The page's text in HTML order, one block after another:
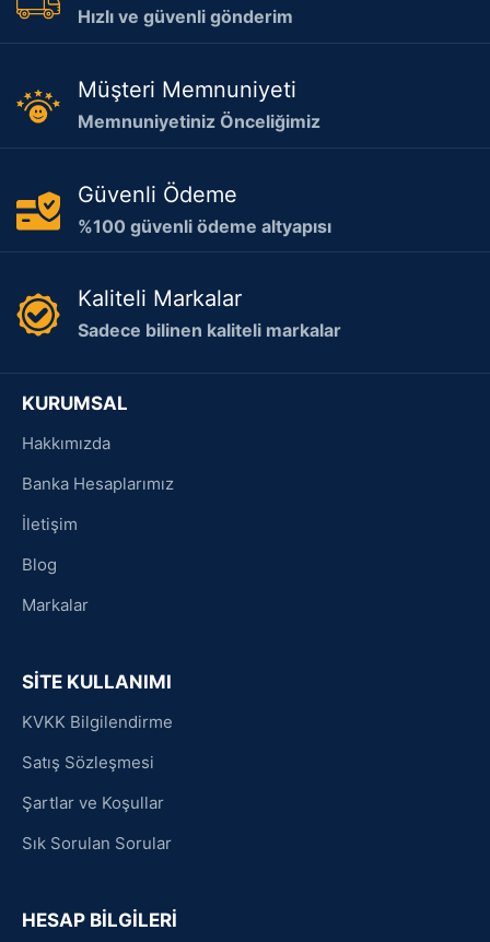
Hızlı ve güvenli gönderim
Müşteri Memnuniyeti
Memnuniyetiniz Önceliğimiz
Güvenli Ödeme
%100 güvenli ödeme altyapısı
Kaliteli Markalar
Sadece bilinen kaliteli markalar
KURUMSAL
Hakkımızda
Banka Hesaplarımız
İletişim
Blog
Markalar
SİTE KULLANIMI
KVKK Bilgilendirme
Satış Sözleşmesi
Şartlar ve Koşullar
Sık Sorulan Sorular
HESAP BİLGİLERİ